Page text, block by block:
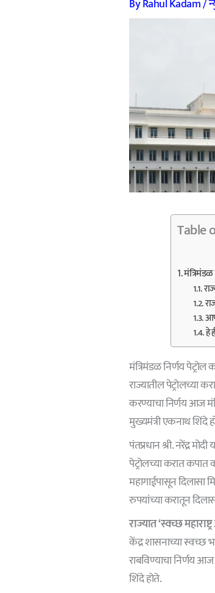
ByRahul Kadam/
Table
हे
मंत्रिमंडळ निर्णय
राज्यातील पेट्रोलच्या
करण्याचा निर्णय आज
मुख्यमंत्री एकनाथ शिंदे
पंतप्रधान श्री. नरेंद्र
पेट्रोलच्या करात
महागाईपासून दिलासा
रुपयांच्या करातून
राज्यात‘स्वच्छ
केंद्र शासनाच्या स्वच्छ
राबविण्याचा निर्णय
शिंदे होते.